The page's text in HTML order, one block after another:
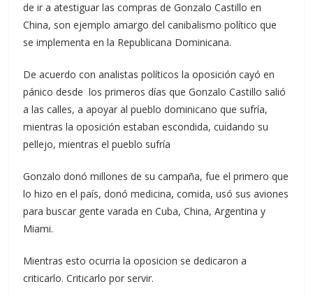
de ir a atestiguar las compras de Gonzalo Castillo en
China, son ejemplo amargo del canibalismo político que
se implementa en la Republicana Dominicana.
De acuerdo con analistas políticos la oposición cayó en
pánico desde los primeros días que Gonzalo Castillo salió
a las calles, a apoyar al pueblo dominicano que sufría,
mientras la oposición estaban escondida, cuidando su
pellejo, mientras el pueblo sufría
Gonzalo donó millones de su campaña, fue el primero que
lo hizo en el país, donó medicina, comida, usó sus aviones
para buscar gente varada en Cuba, China, Argentina y
Miami.
Mientras esto ocurria la oposicion se dedicaron a
criticarlo. Criticarlo por servir.